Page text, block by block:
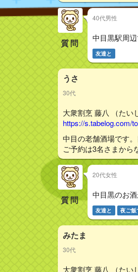
質問
40代男性
中目黒駅周
友達と
うさ
30代
大衆割烹 藤八 （たい
https://s.tabelog.com/
中目の老舗酒場です
ご予約は3名さまから
質問
20代女性
中目黒のお
友達と 夜ご飯
みたま
30代
大衆割烹 藤八 （たい